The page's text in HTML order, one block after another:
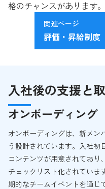
格のチャンスがあります。
関連ページ
評価・昇給制度
入社後の支援と
オンボーディング
オンボーディングは、新メン
う設計されています。入社初
コンテンツが用意されており
チェックリスト化されていま
期的なチームイベントを通じ